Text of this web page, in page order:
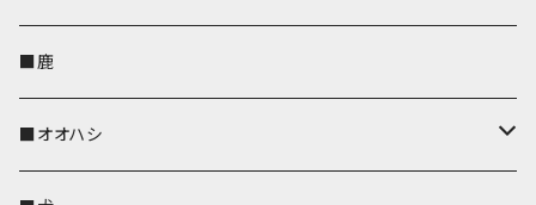
レザートレイ
ペンホルダー
AppleWatchバンド
ペットボトルホルダー
メガネケース
AppleWatchバンド
帆布・デニム
KONBU
キーケース
名刺入れ・カードケース
帆布・デニム
KONBU
キーケース
名刺入れ・カードケース
コインケース
名刺入れ・カードケース
キーケース
メガネケース
キーケース
メガネケース
リールのみ
ストラップ付
IDカードホルダー
メガネケース
パスケース
名刺入れ
リール付きストラップ
リールのみ
ストラップ付
ペットボトルホルダー
キーカバー
キーホルダー
キーカバー
リール付きストラップ
■鹿
■オオハシ